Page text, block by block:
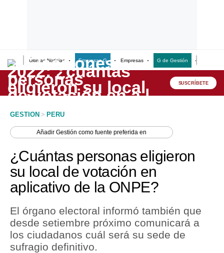
Últimas Noticias Empresas G Empresas G de Gestión
Lo último
Peru Quiosco
Economía
Mercados
Política
Tu Dinero
SUSCRÍBETE
GESTION > PERU
AñadirGestión como fuente preferida en
¿Cuántas personas eligieron
su local de votación en
aplicativo de la ONPE?
El órgano electoral informó también que
desde setiembre próximo comunicará a
los ciudadanos cuál será su sede de
sufragio definitivo.